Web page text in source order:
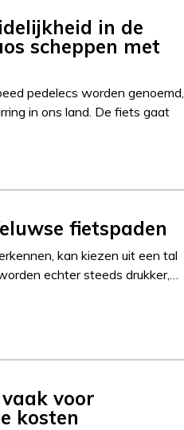
in de
scheppen met
pedelecs worden genoemd,
in ons land. De fiets gaat
fietspaden
kan kiezen uit een tal
echter steeds drukker,…
voor
kosten